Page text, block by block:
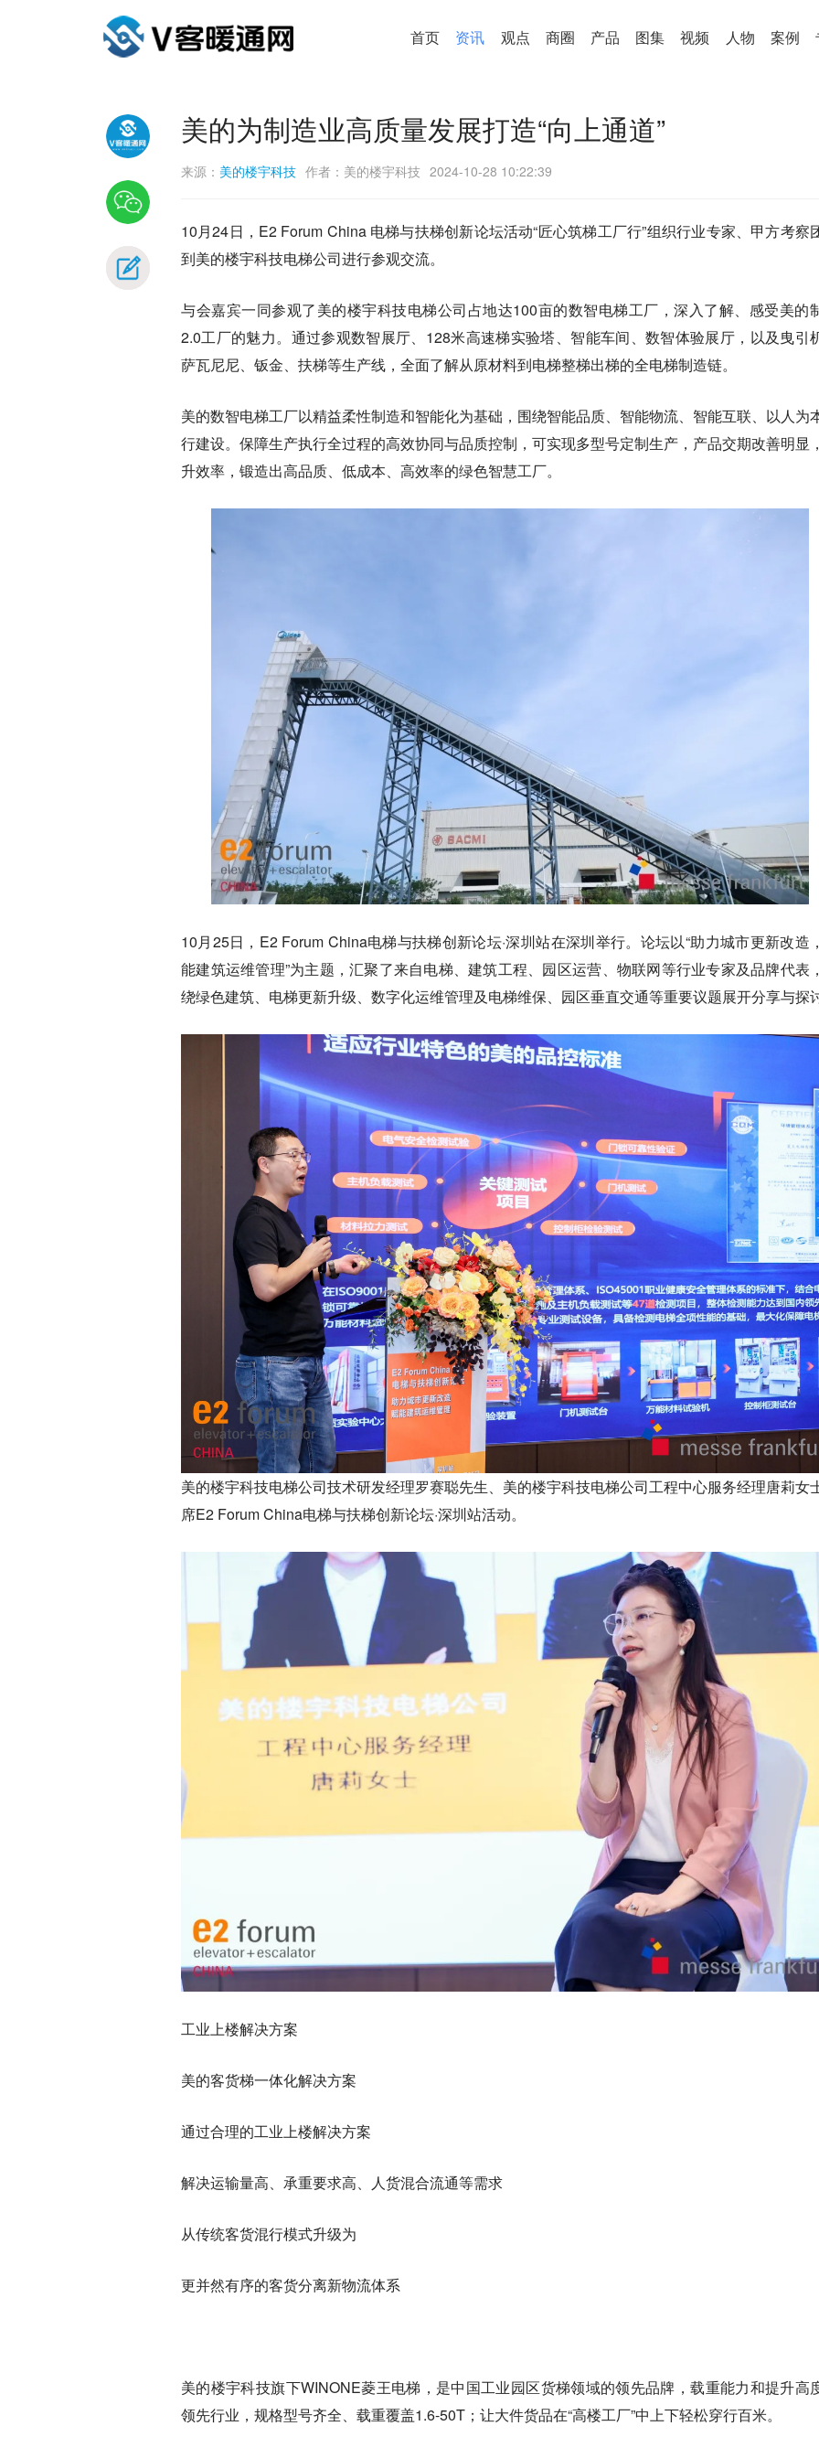
首页 资讯 观点 商圈 产品 图集 视频 人物 案例
美的为制造业高质量发展打造“向上通道”
来源： 美的楼宇科技 作者：美的楼宇科技 2024-10-28 10:22:39
10月24日，E2 Forum China 电梯与扶梯创新论坛活动“匠心筑梯工厂行”组织行业专家、甲方考察
到美的楼宇科技电梯公司进行参观交流。
与会嘉宾一同参观了美的楼宇科技电梯公司占地达100亩的数智电梯工厂，深入了解、感受美的
2.0工厂的魅力。通过参观数智展厅、128米高速梯实验塔、智能车间、数智体验展厅，以及曳引
萨瓦尼尼、钣金、扶梯等生产线，全面了解从原材料到电梯整梯出梯的全电梯制造链。
美的数智电梯工厂以精益柔性制造和智能化为基础，围绕智能品质、智能物流、智能互联、以人为
行建设。保障生产执行全过程的高效协同与品质控制，可实现多型号定制生产，产品交期改善明显
升效率，锻造出高品质、低成本、高效率的绿色智慧工厂。
10月25日，E2 Forum China电梯与扶梯创新论坛·深圳站在深圳举行。论坛以“助力城市更新改造
能建筑运维管理”为主题，汇聚了来自电梯、建筑工程、园区运营、物联网等行业专家及品牌代表
绕绿色建筑、电梯更新升级、数字化运维管理及电梯维保、园区垂直交通等重要议题展开分享与探
美的楼宇科技电梯公司技术研发经理罗赛聪先生、美的楼宇科技电梯公司工程中心服务经理唐莉女
席E2 Forum China电梯与扶梯创新论坛·深圳站活动。
工业上楼解决方案
美的客货梯一体化解决方案‍‍‍‍
通过合理的工业上楼解决方案
解决运输量高、承重要求高、人货混合流通等需求
从传统客货混行模式升级为
更并然有序的客货分离新物流体系‍
美的楼宇科技旗下WINONE菱王电梯，是中国工业园区货梯领域的领先品牌，载重能力和提升高
领先行业，规格型号齐全、载重覆盖1.6-50T；让大件货品在“高楼工厂”中上下轻松穿行百米。‍